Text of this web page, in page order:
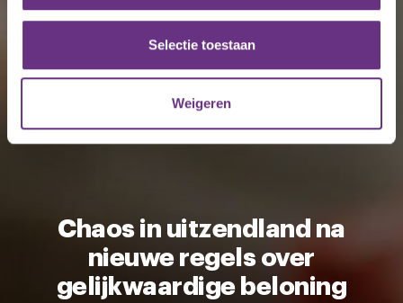
partners voor social media, adverteren en analyse. Deze
partners kunnen deze gegevens combineren met andere
verzameld op basis van uw gebruik van hun services.
U kunt uw toestemming op elk moment wijzigen of
Selectie toestaan
Weigeren
Chaos in uitzendland na
nieuwe regels over
gelijkwaardige beloning